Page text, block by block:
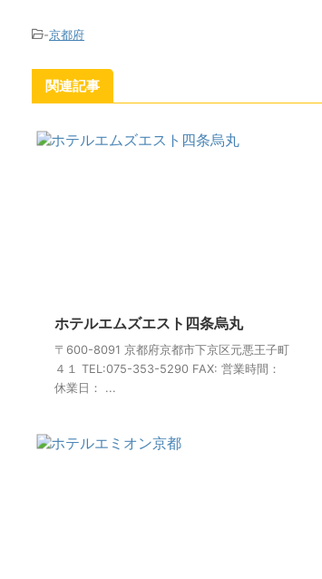
-京都府
関連記事
ホテルエムズエスト四条烏丸
〒600-8091 京都府京都市下京区元悪王子町
４１ TEL:075-353-5290 FAX: 営業時間：
休業日： ...